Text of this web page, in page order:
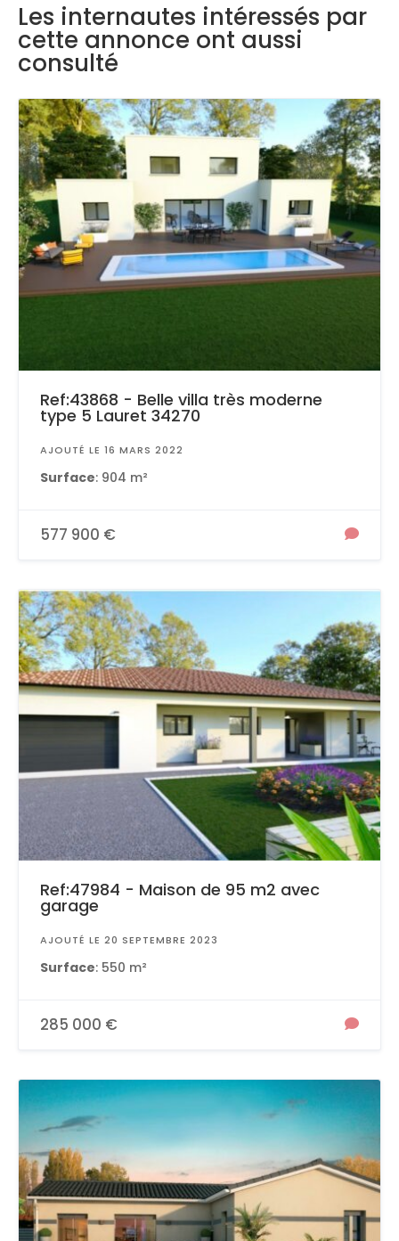
Les internautes intéressés par
cette annonce ont aussi
consulté
Ref:43868 - Belle villa très moderne
type 5 Lauret 34270
AJOUTÉ LE 16 MARS 2022
Surface: 904 m²
577 900 €
Ref:47984 - Maison de 95 m2 avec
garage
AJOUTÉ LE 20 SEPTEMBRE 2023
Surface: 550 m²
285 000 €